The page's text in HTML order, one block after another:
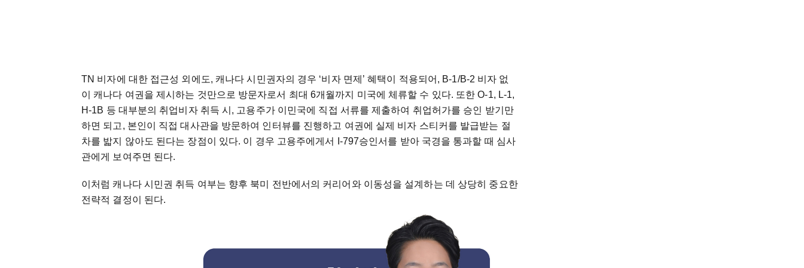
TN 비자에 대한 접근성 외에도, 캐나다 시민권자의 경우 ‘비자 면제’ 혜택이 적용되어 , B-1/B-2 비자 없
이
캐나다 여권을 제시하는 것만으로 방문자로서 최대 6개월까지 미국에 체류할 수 있다. 또한 O-1, L-1,
H-1B 등 대부분의 취업비자 취득 시 , 고용주가 이민국에 직접 서류를 제출하여 취업허가를 승인 받기만
하면 되고 , 본인이 직접 대사관을 방문하여 인터뷰를 진행하고 여권에 실제 비자 스티커를 발급받는 절
차를 밟지 않아도 된다는 장점이 있다. 이 경우 고용주에게서 I-797승인서를 받아 국경을 통과할 때 심사
관에게
보여주면 된다.
이처럼 캐나다 시민권 취득 여부는 향후 북미 전반에서의 커리어와 이동성을 설계하는 데 상당히 중요한
전략적 결정이 된다.